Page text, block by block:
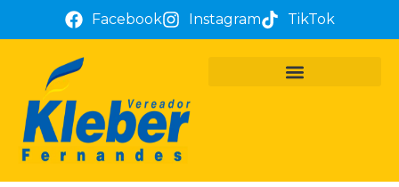
Facebook Instagram TikTok